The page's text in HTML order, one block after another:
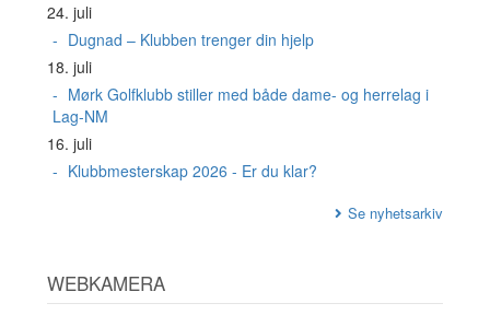
24. juli
Dugnad – Klubben trenger din hjelp
18. juli
Mørk Golfklubb stiller med både dame- og herrelag i
Lag-NM
16. juli
Klubbmesterskap 2026 - Er du klar?
Se nyhetsarkiv
WEBKAMERA